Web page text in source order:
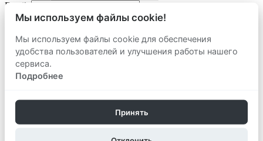
Email:
Я согласен наобработку персональных данных
Отправить
Оставить заявку
продать
Вид объекта:
Email:
Мы используем файлы cookie!
Мы используем файлы cookie для обеспечения
удобства пользователей и улучшения работы нашего
сервиса.
Подробнее
Принять